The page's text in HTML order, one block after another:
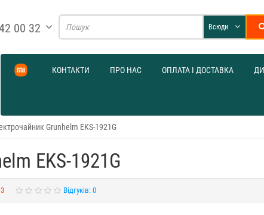
00 32 Всюди
КОНТАКТИ ПРО НАС ОПЛАТА І ДОСТАВКА
Grunhelm EKS-1921G
EKS-1921G
Відгуків: 0